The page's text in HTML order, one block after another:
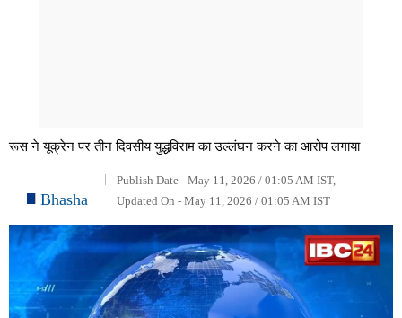
रूस ने यूक्रेन पर तीन दिवसीय युद्धविराम का उल्लंघन करने का आरोप लगाया
Bhasha
Publish Date - May 11, 2026 / 01:05 AM IST,
Updated On - May 11, 2026 / 01:05 AM IST